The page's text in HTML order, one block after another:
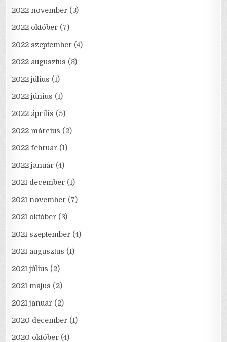
2022 november (3)
2022 október (7)
2022 szeptember (4)
2022 augusztus (3)
2022 július (1)
2022 június (1)
2022 április (5)
2022 március (2)
2022 február (1)
2022 január (4)
2021 december (1)
2021 november (7)
2021 október (3)
2021 szeptember (4)
2021 augusztus (1)
2021 július (2)
2021 május (2)
2021 január (2)
2020 december (1)
2020 október (4)